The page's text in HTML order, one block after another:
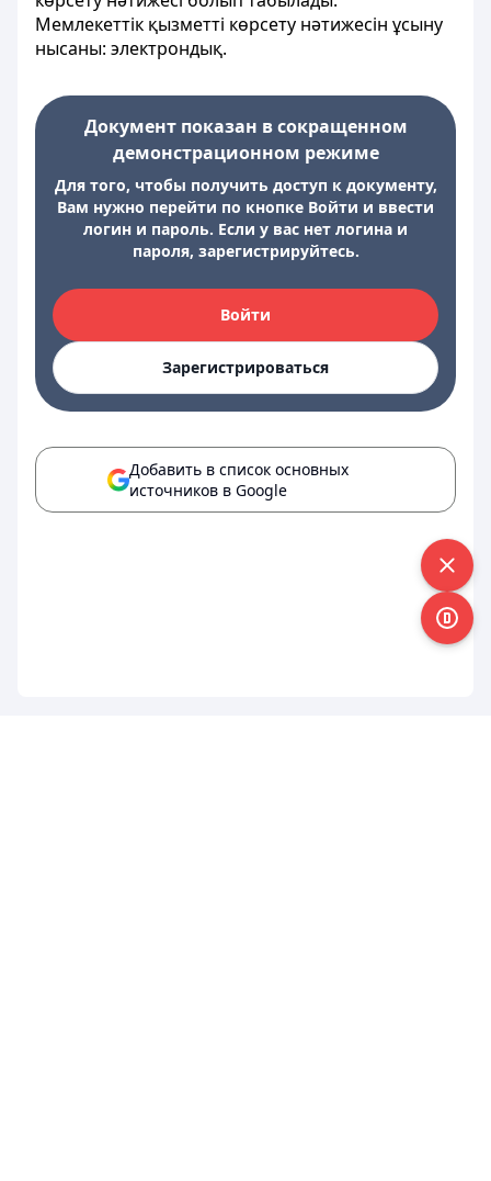
Мемлекеттік қызметті көрсету нәтижесін ұсыну
нысаны: электрондық.
Документ показан в сокращенном
демонстрационном режиме
Для того, чтобы получить доступ к документу,
Вам нужно перейти по кнопке Войти и ввести
логин и пароль. Если у вас нет логина и
пароля, зарегистрируйтесь.
Войти
Зарегистрироваться
Добавить в список основных
источников в Google